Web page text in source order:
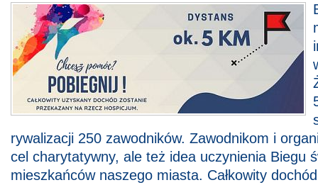
rywalizacji 250 zawodników. Zawodnikom i
cel charytatywny, ale też idea uczynienia Biegu
mieszkańców naszego miasta. Całkowity